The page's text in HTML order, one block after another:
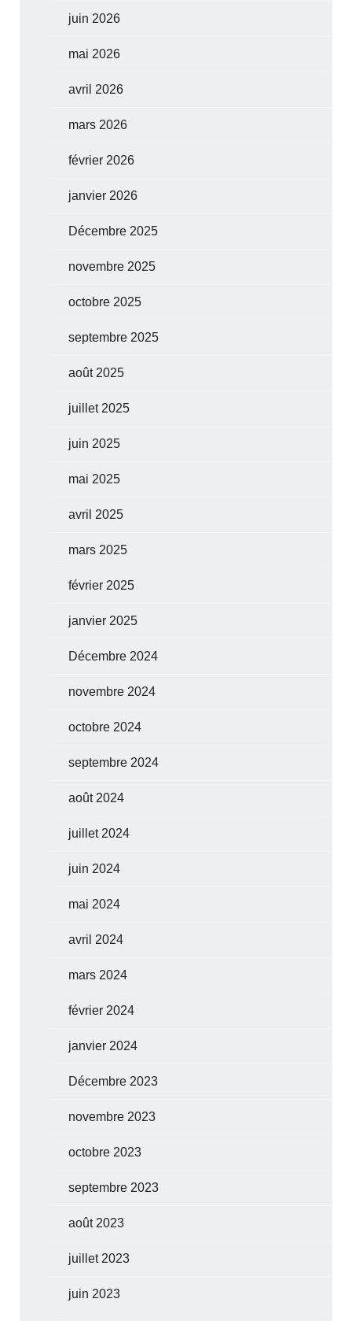
juin 2026
mai 2026
avril 2026
mars 2026
février 2026
janvier 2026
Décembre 2025
novembre 2025
octobre 2025
septembre 2025
août 2025
juillet 2025
juin 2025
mai 2025
avril 2025
mars 2025
février 2025
janvier 2025
Décembre 2024
novembre 2024
octobre 2024
septembre 2024
août 2024
juillet 2024
juin 2024
mai 2024
avril 2024
mars 2024
février 2024
janvier 2024
Décembre 2023
novembre 2023
octobre 2023
septembre 2023
août 2023
juillet 2023
juin 2023